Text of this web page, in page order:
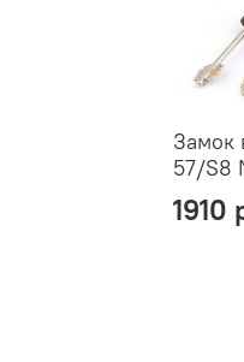
Замок
57/S8
1910